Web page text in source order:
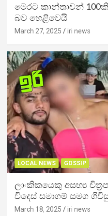
මෙරට කාන්තාවන්
බව හෙළිවෙයි
March 27, 2025 iri news
LOCAL NEWS GOSSIP
ලාංකිකයෙකු අසභ්‍ය
විදෙස් සමාගම් සමග
March 18, 2025 iri news